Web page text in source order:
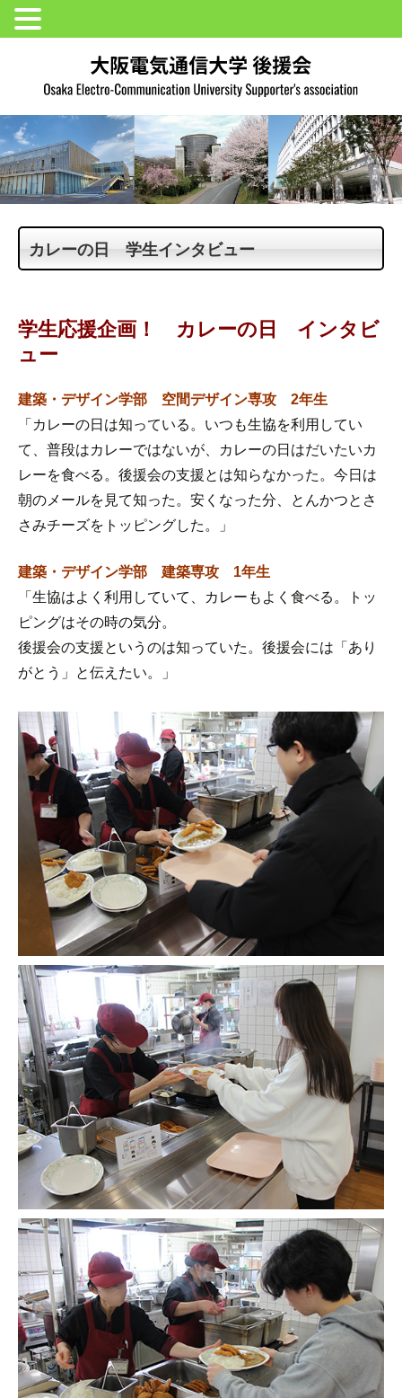
カレーの日 学生インタビュー
学生応援企画！ カレーの日 インタビ
ュー
建築・デザイン学部 空間デザイン専攻 2年生
「カレーの日は知っている。いつも生協を利用してい
て、普段はカレーではないが、カレーの日はだいたいカ
レーを食べる。後援会の支援とは知らなかった。今日は
朝のメールを見て知った。安くなった分、とんかつとさ
さみチーズをトッピングした。」
建築・デザイン学部 建築専攻 1年生
「生協はよく利用していて、カレーもよく食べる。トッ
ピングはその時の気分。
後援会の支援というのは知っていた。後援会には「あり
がとう」と伝えたい。」